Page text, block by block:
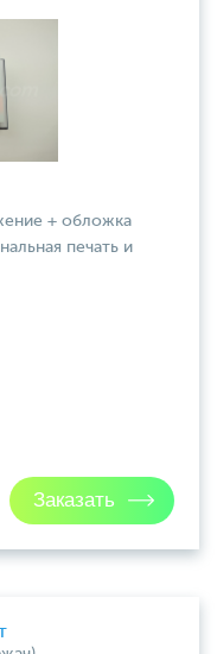
+ обложка
печать и